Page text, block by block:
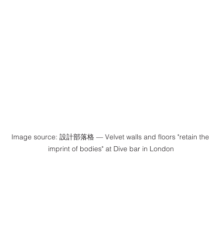
Image source: 設計部落格 — Velvet walls and floors "retain the
imprint of bodies" at Dive bar in London